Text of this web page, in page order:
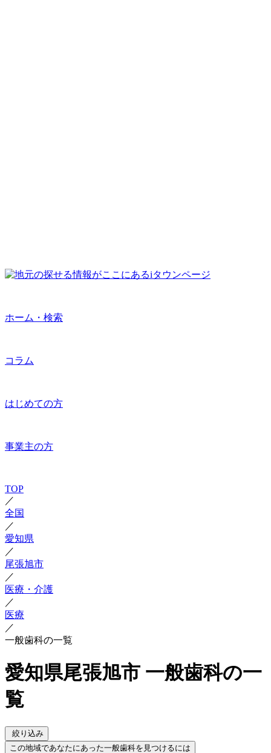
ホーム・検索
コラム
はじめての方
事業主の方
TOP
／
全国
／
愛知県
／
尾張旭市
／
医療・介護
／
医療
／
一般歯科の一覧
愛知県尾張旭市 一般歯科の一
覧
絞り込み
この地域であなたにあった一般歯科を見つけるには